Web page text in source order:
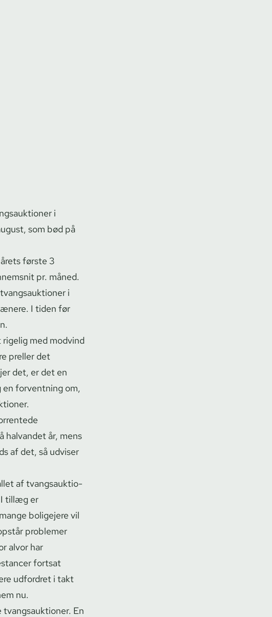
i
som bød på
første 3
pr. måned.
i
I tiden før
med modvind
preller det
det, er det en
en forventning om,
halvandet år, mens
af det, så udviser
af tvangs­auk­tio­
I tillæg er
boligejere vil
problemer
alvor har
fortsat
udfordret i takt
nu.
En